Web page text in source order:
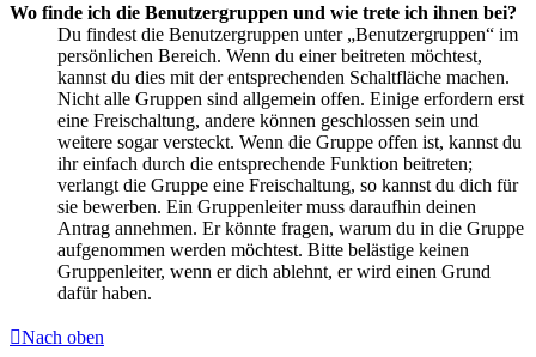
Wo finde ich die Benutzergruppen und wie trete ich ihnen bei?
Du findest die Benutzergruppen unter „Benutzergruppen“ im
persönlichen Bereich. Wenn du einer beitreten möchtest,
kannst du dies mit der entsprechenden Schaltfläche machen.
Nicht alle Gruppen sind allgemein offen. Einige erfordern erst
eine Freischaltung, andere können geschlossen sein und
weitere sogar versteckt. Wenn die Gruppe offen ist, kannst du
ihr einfach durch die entsprechende Funktion beitreten;
verlangt die Gruppe eine Freischaltung, so kannst du dich für
sie bewerben. Ein Gruppenleiter muss daraufhin deinen
Antrag annehmen. Er könnte fragen, warum du in die Gruppe
aufgenommen werden möchtest. Bitte belästige keinen
Gruppenleiter, wenn er dich ablehnt, er wird einen Grund
dafür haben.
Nach oben